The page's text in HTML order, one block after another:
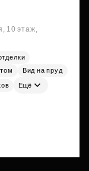
10 этаж,
Вид на пруд
Ещё